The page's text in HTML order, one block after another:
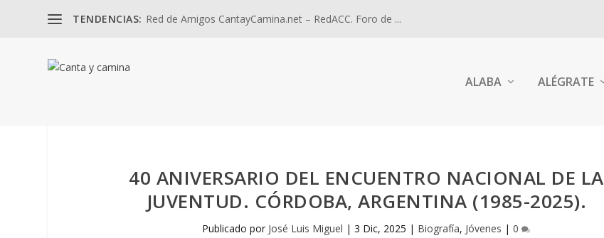
TENDENCIAS: Red de Amigos CantayCamina.net – RedACC. Foro de ...
ALABA ALÉGRATE
40 ANIVERSARIO DEL ENCUENTRO NACIONAL DE LA
JUVENTUD. CÓRDOBA, ARGENTINA (1985-2025).
Publicado por José Luis Miguel |3 Dic, 2025 | Biografía, Jóvenes |0